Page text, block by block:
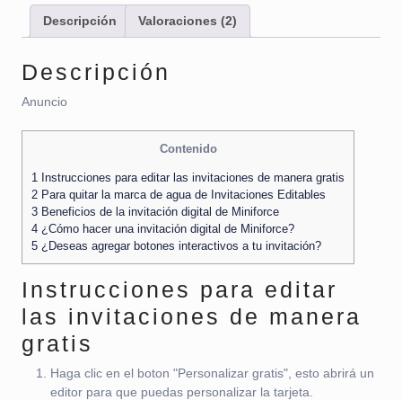
Descripción Valoraciones (2)
Descripción
Anuncio
Contenido
1
Instrucciones para editar las invitaciones de manera gratis
2 Para quitar la marca de agua de Invitaciones Editables
3 Beneficios de la invitación digital de Miniforce
4 ¿Cómo hacer una invitación digital de Miniforce?
5 ¿Deseas agregar botones interactivos a tu invitación?
Instrucciones para editar
las invitaciones de manera
gratis
Haga clic en el boton "Personalizar gratis", esto abrirá un
editor para que puedas personalizar la tarjeta.